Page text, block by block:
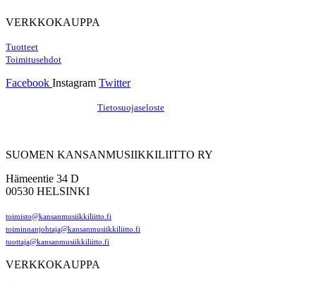
VERKKOKAUPPA
Tuotteet
Toimitusehdot
Facebook Instagram Twitter
Tietosuojaseloste
SUOMEN KANSANMUSIIKKILIITTO RY
Hämeentie 34 D
00530 HELSINKI
toimisto@kansanmusiikkiliitto.fi
toiminnanjohtaja@kansanmusiikkiliitto.fi
tuottaja@kansanmusiikkiliitto.fi
VERKKOKAUPPA